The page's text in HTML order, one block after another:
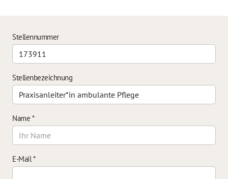
Stellennummer
Stellenbezeichnung
Name *
E-Mail*